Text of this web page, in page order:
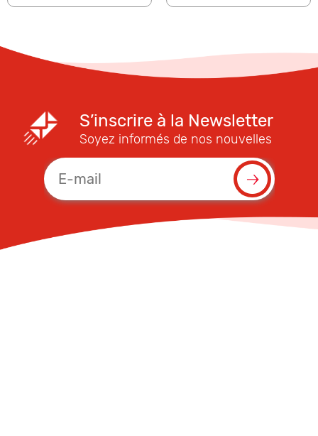
S’inscrire à la Newsletter
Soyez informés de nos nouvelles